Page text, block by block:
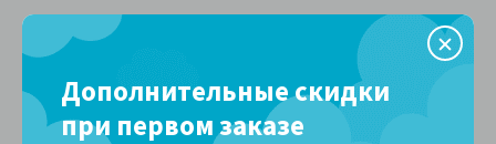
Выбор по размеру
100 см
100x140
110 см
110x140
Дополнительные скидки
при первом заказе